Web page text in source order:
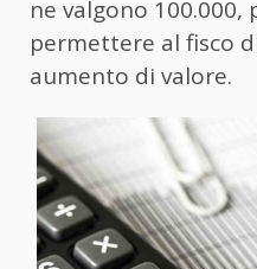
ne valgono
permettere al fisco
aumento di valore.